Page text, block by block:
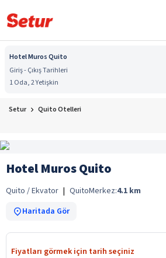
Hotel Muros Quito
Giriş - Çıkış Tarihleri
1 Oda, 2 Yetişkin
Setur Quito Otelleri
Hotel Muros Quito
Quito / Ekvator | QuitoMerkez:4.1 km
Haritada Gör
Fiyatları görmek için tarih seçiniz